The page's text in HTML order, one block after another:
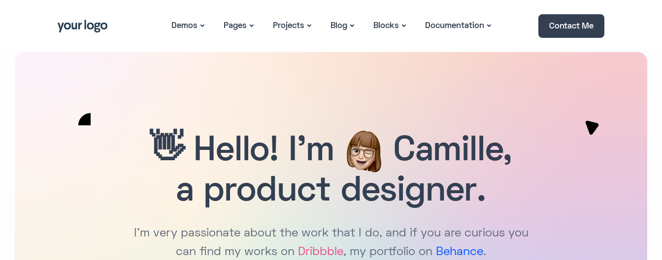
Demos Pages Projects Blog Blocks Documentation Contact Me
👋 Hello! I'm
Camille,
a product designer.
I’m very passionate about the work that I do, and if you are curious you
can find my works on Dribbble, my portfolio on Behance.